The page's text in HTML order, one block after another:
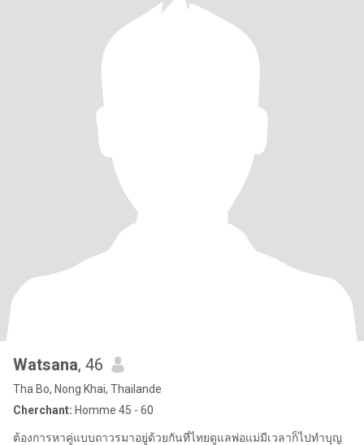
Watsana, 46
Tha Bo, Nong Khai, Thailande
Cherchant: Homme 45 - 60
ต้องการหาคู่แบบถาวรมาอยู่ด้วยกันที่ไทยดูแลพ่อแม่มีเวลาก็ไปทำบุญ